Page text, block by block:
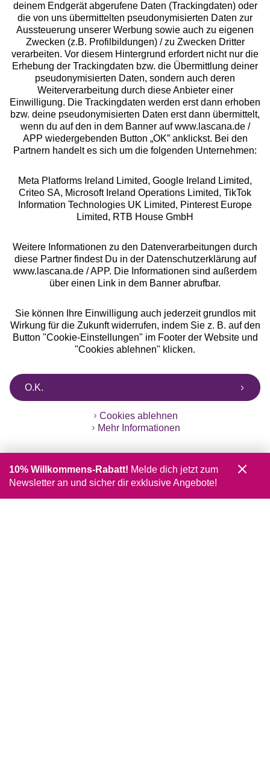
Services
Beratung
Über uns
Rechtliches
Alle Preise inkl. MwSt., zzgl.
Versandkosten
** Bonität vorausgesetzt, berechtigt zur Bonitätsprüfung
deinem Endgerät abgerufene Daten (Trackingdaten) oder
die von uns übermittelten pseudonymisierten Daten zur
Aussteuerung unserer Werbung sowie auch zu eigenen
Zwecken (z.B. Profilbildungen) / zu Zwecken Dritter
verarbeiten. Vor diesem Hintergrund erfordert nicht nur die
Erhebung der Trackingdaten bzw. die Übermittlung deiner
pseudonymisierten Daten, sondern auch deren
Weiterverarbeitung durch diese Anbieter einer
Einwilligung. Die Trackingdaten werden erst dann erhoben
bzw. deine pseudonymisierten Daten erst dann übermittelt,
wenn du auf den in dem Banner auf www.lascana.de /
APP wiedergebenden Button „OK” anklickst. Bei den
Partnern handelt es sich um die folgenden Unternehmen:
Meta Platforms Ireland Limited, Google Ireland Limited,
Criteo SA, Microsoft Ireland Operations Limited, TikTok
Information Technologies UK Limited, Pinterest Europe
Limited, RTB House GmbH
Weitere Informationen zu den Datenverarbeitungen durch
diese Partner findest Du in der Datenschutzerklärung auf
www.lascana.de / APP. Die Informationen sind außerdem
über einen Link in dem Banner abrufbar.
Sie können Ihre Einwilligung auch jederzeit grundlos mit
Wirkung für die Zukunft widerrufen, indem Sie z. B. auf den
Button "Cookie-Einstellungen" im Footer der Website und
"Cookies ablehnen" klicken.
O.K.
Cookies ablehnen
Mehr Informationen
10% Willkommens-Rabatt! Melde dich jetzt zum
Newsletter an und sicher dir exklusive Angebote!